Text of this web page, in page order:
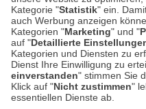
Kategorie "Statistik" ein.
auch Werbung anzeigen
Kategorien "Marketing" und "
auf "Detaillierte
Kategorien und Diensten zu
Dienst Ihre Einwilligung zu
einverstanden" stimmen Sie
Klick auf "Nicht zustimmen"
essentiellen Dienste ab.
53340
Montag bis
weitere
Hier finden